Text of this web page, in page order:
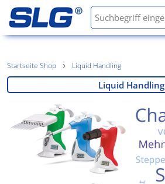
Startseite Shop Liquid Handling
Liquid Handling